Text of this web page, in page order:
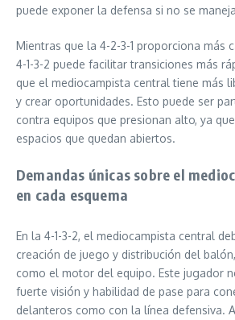
puede exponer la defensa si no se
Mientras que la 4-2-3-1 proporciona más
4-1-3-2 puede facilitar transiciones más
que el mediocampista central tiene más
y crear oportunidades. Esto puede ser
contra equipos que presionan alto, ya
espacios que quedan abiertos.
Demandas únicas sobre el
en cada esquema
En la 4-1-3-2, el mediocampista central
creación de juego y distribución del
como el motor del equipo. Este jugador
fuerte visión y habilidad de pase para
delanteros como con la línea defensiva.